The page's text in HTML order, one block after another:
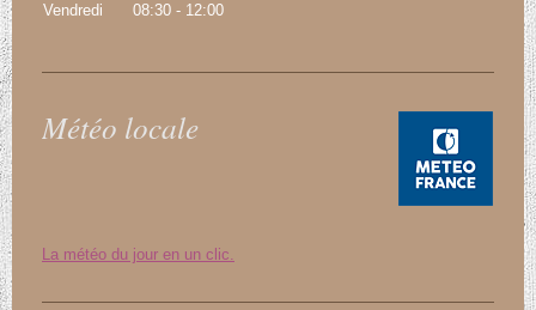
Vendredi
08:30 - 12:00
Météo locale
La météo du jour en un clic.